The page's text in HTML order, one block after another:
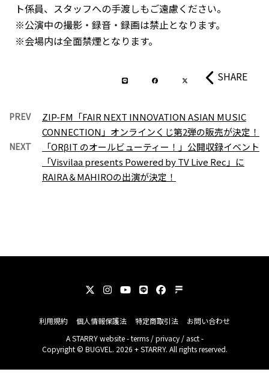
ト係員、スタッフへの手渡しもご遠慮ください。
※公演中の撮影・録音・録画は禁止となります。
※会場内は全面禁煙となります。
SHARE
PREV
ZIP-FM「FAIR NEXT INNOVATION ASIAN MUSIC
CONNECTION」オンラインくじ第2弾の販売が決定！
NEXT
「ORβIT のオールビューティー！」公開収録イベント
「Visvilaa presents Powered by TV Live Rec」に
RAIRA＆MAHIROの出演が決定！
利用規約 個人情報保護法 特定商取引法
お問い合わせ
ASTARRYwebsite -terms/privacy/ asct-
Copyright © BUGVEL. 2026 + STARRY. All rights reserved.